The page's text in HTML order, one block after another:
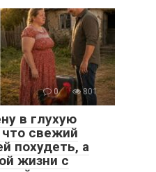
0 801
в глухую
свежий
похудеть, а
жизни с